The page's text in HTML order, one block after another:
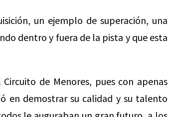
un ejemplo de superación, una
dentro y fuera de la pista y que esta
de Menores, pues con apenas
en demostrar su calidad y su talento